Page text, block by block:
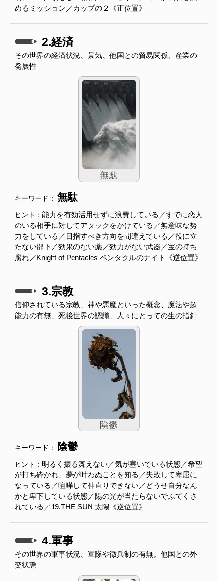
めるミッション／カップの２《正位置》
2.経済
その世界の経済状況、景気、他国との貿易関係、産業の
発展性
キーワード： 無駄
ヒント： 能力を有効活用せずに浪費している／すでに恋人
のいる相手に対してアタックをかけている／無意味な努
力をしている／目指すべき方向を間違えている／役に立
たない部下／効果のない薬／効力がない武器／宝の持ち
腐れ／Knight of Pentacles ペンタクルのナイト《逆位置》
3.宗教
信仰されている宗教、神や悪魔といった概念、魔法や超
能力の有無、死後世界の認識、人々にとっての生の指針
キーワード： 陰鬱
ヒント： 明るく振る舞えない／気が塞いでいる状態／希望
が打ち砕かれ、夢が叶わぬことを知る／失敗して卑屈に
なっている／喧嘩して仲直りできない／どうせ自分なん
かと卑下している状態／陽の光が当たらないでふてくさ
れている／19.THE SUN 太陽《逆位置》
4.軍事
その世界の軍事状況、軍隊や徴兵制の有無。他国との外
交状態